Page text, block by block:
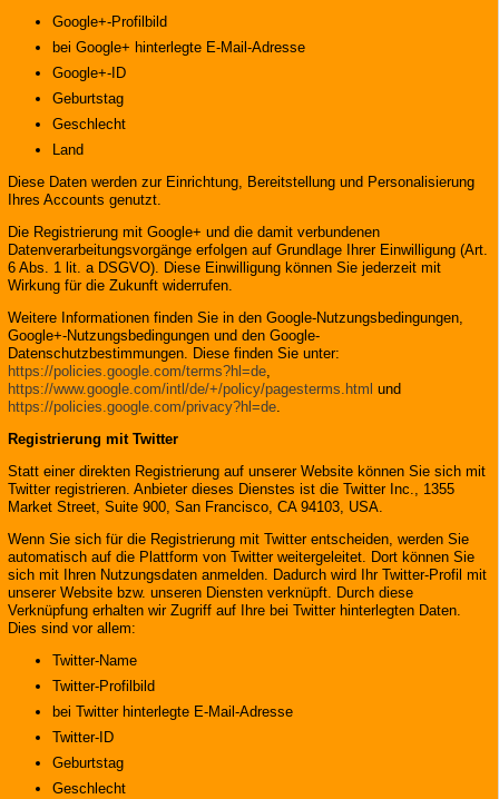
Google+-Profilbild
bei Google+ hinterlegte E-Mail-Adresse
Google+-ID
Geburtstag
Geschlecht
Land
Diese Daten werden zur Einrichtung, Bereitstellung und Personalisierung
Ihres Accounts genutzt.
Die Registrierung mit Google+ und die damit verbundenen
Datenverarbeitungsvorgänge erfolgen auf Grundlage Ihrer Einwilligung (Art.
6 Abs. 1 lit. a DSGVO). Diese Einwilligung können Sie jederzeit mit
Wirkung für die Zukunft widerrufen.
Weitere Informationen finden Sie in den Google-Nutzungsbedingungen,
Google+-Nutzungsbedingungen und den Google-
Datenschutzbestimmungen. Diese finden Sie unter:
https://policies.google.com/terms?hl=de,
https://www.google.com/intl/de/+/policy/pagesterms.html und
https://policies.google.com/privacy?hl=de.
Registrierung mit Twitter
Statt einer direkten Registrierung auf unserer Website können Sie sich mit
Twitter registrieren. Anbieter dieses Dienstes ist die Twitter Inc., 1355
Market Street, Suite 900, San Francisco, CA 94103, USA.
Wenn Sie sich für die Registrierung mit Twitter entscheiden, werden Sie
automatisch auf die Plattform von Twitter weitergeleitet. Dort können Sie
sich mit Ihren Nutzungsdaten anmelden. Dadurch wird Ihr Twitter-Profil mit
unserer Website bzw. unseren Diensten verknüpft. Durch diese
Verknüpfung erhalten wir Zugriff auf Ihre bei Twitter hinterlegten Daten.
Dies sind vor allem:
Twitter-Name
Twitter-Profilbild
bei Twitter hinterlegte E-Mail-Adresse
Twitter-ID
Geburtstag
Geschlecht